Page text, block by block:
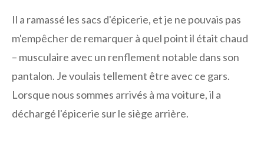
Il a ramassé les sacs d'épicerie, et je ne pouvais pas
m'empêcher de remarquer à quel point il était chaud
– musculaire avec un renflement notable dans son
pantalon. Je voulais tellement être avec ce gars.
Lorsque nous sommes arrivés à ma voiture, il a
déchargé l'épicerie sur le siège arrière.